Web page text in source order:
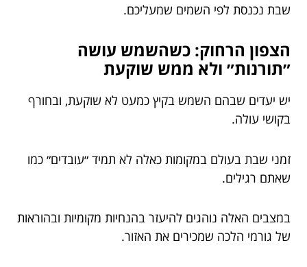
שבת נכנסת לפי השמים שמעליכם.
הצפון הרחוק: כשהשמש עושה
״תורנות״ ולא ממש שוקעת
יש יעדים שבהם השמש בקיץ כמעט לא שוקעת, ובחורף
בקושי עולה.
זמני שבת בעולם במקומות כאלה לא תמיד ״עובדים״ כמו
שאתם רגילים.
במצבים האלה נוהגים להיעזר בהנחיות מקומיות ובהוראות
של גורמי הלכה שמכירים את האזור.